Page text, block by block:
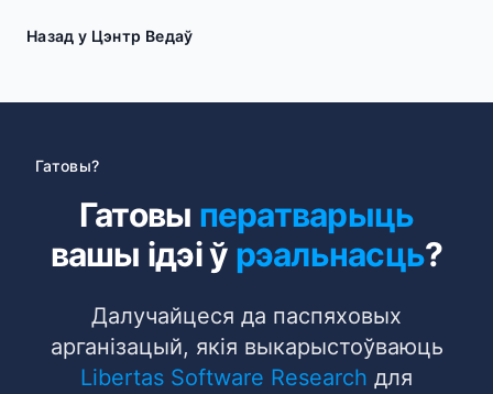
Назад у Цэнтр Ведаў
Гатовы?
Гатовы ператварыць
вашы ідэі ў рэальнасць?
Далучайцеся да паспяховых
арганізацый, якія выкарыстоўваюць
Libertas Software Research для